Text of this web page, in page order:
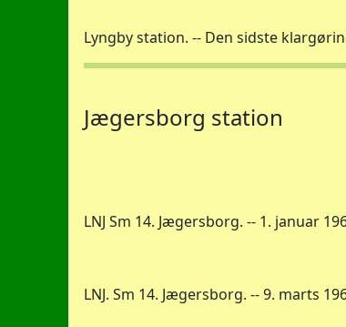
Lyngby station. -- Den sidste
Jægersborg station
LNJ Sm 14. Jægersborg. -- 1. januar
LNJ. Sm 14. Jægersborg. -- 9. marts